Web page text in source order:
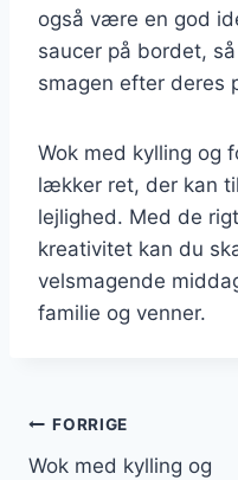
også være en god
saucer på bordet,
smagen efter deres
Wok med kylling og
lækker ret, der kan
lejlighed. Med de
kreativitet kan du
velsmagende
familie og venner.
FORRIGE
Wok med kylling og